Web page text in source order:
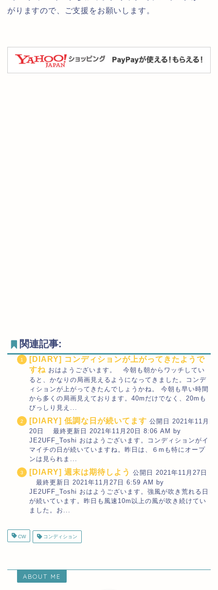
がりますので、ご支援をお願いします。
関連記事:
[DIARY] コンディションが上がってきたようで
すね おはようございます。 今朝も朝からワッチしてい
ると、かなりの局画見えるようになってきました。コンデ
ィションが上がってきたんでしょうかね。 今朝も早い時間
から多くの局画見えております。40mだけでなく、20mも
びっしり見え...
[DIARY] 低調な日が続いてます 公開日 2021年11月
20日 最終更新日 2021年11月20日 8:06 AM by
JE2UFF_Toshi おはようございます。コンディションがイ
マイチの日が続いていますね。昨日は、６mも特にオープ
ンは見られま...
[DIARY] 週末は期待しよう 公開日 2021年11月27日
最終更新日 2021年11月27日 6:59 AM by
JE2UFF_Toshi おはようございます。強風が吹き荒れる日
が続いています。昨日も風速10m以上の風が吹き続けてい
ました。お...
CW コンディション
ABOUT ME